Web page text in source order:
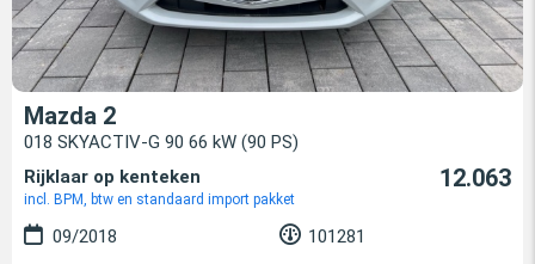
Mazda 2
018 SKYACTIV-G 90 66 kW (90 PS)
Rijklaar op kenteken
incl. BPM, btw en standaard import pakket
12.063
09/2018
101281